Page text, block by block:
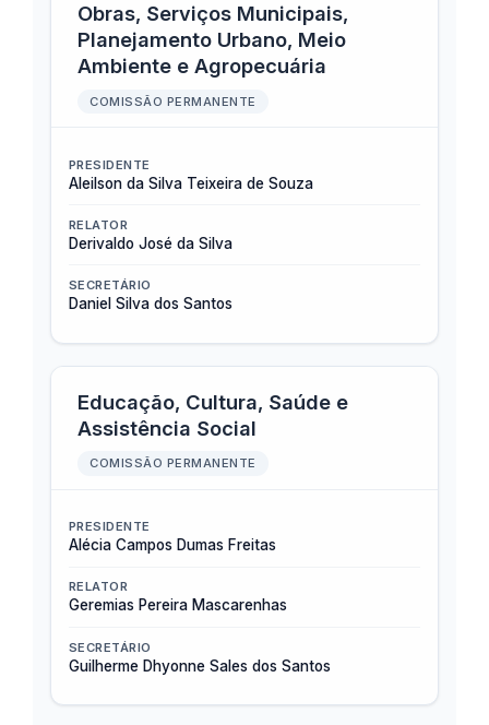
Obras, Serviços Municipais,
Planejamento Urbano, Meio
Ambiente e Agropecuária
COMISSÃO PERMANENTE
PRESIDENTE
Aleilson da Silva Teixeira de Souza
RELATOR
Derivaldo José da Silva
SECRETÁRIO
Daniel Silva dos Santos
Educação, Cultura, Saúde e
Assistência Social
COMISSÃO PERMANENTE
PRESIDENTE
Alécia Campos Dumas Freitas
RELATOR
Geremias Pereira Mascarenhas
SECRETÁRIO
Guilherme Dhyonne Sales dos Santos